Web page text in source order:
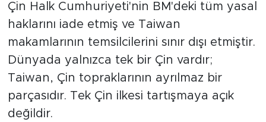
Çin Halk Cumhuriyeti'nin BM'deki tüm yasal
haklarını iade etmiş ve Taiwan
makamlarının temsilcilerini sınır dışı etmiştir.
Dünyada yalnızca tek bir Çin vardır;
Taiwan, Çin topraklarının ayrılmaz bir
parçasıdır. Tek Çin ilkesi tartışmaya açık
değildir.